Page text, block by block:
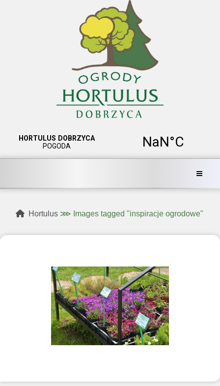
Hortulus ⋙ Images tagged "inspiracje ogrodowe"